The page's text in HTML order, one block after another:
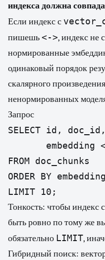
индекса должна
Если индекс с
пишешь<->, индекс не
нормированные
одинаковый порядок
скалярного
ненормированных
Запрос
SELECT id,
embedding
FROM doc_chunks
ORDER BY
LIMIT 10;
Тонкость: чтобы индекс
быть ровно по тому же
обязательно LIMIT,
Гибридный поиск: